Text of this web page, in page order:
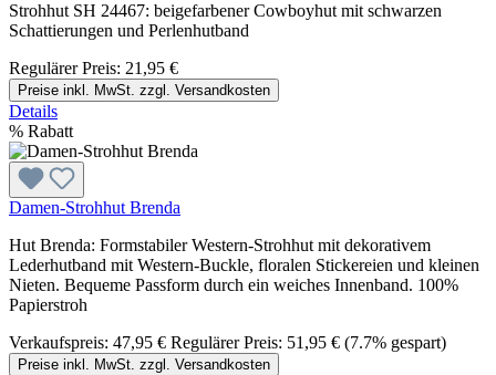
Strohhut SH 24467: beigefarbener Cowboyhut mit schwarzen
Schattierungen und Perlenhutband
Regulärer Preis: 21,95 €
Preise inkl. MwSt. zzgl. Versandkosten
Details
% Rabatt
Damen-Strohhut Brenda
Hut Brenda: Formstabiler Western-Strohhut mit dekorativem
Lederhutband mit Western-Buckle, floralen Stickereien und kleinen
Nieten. Bequeme Passform durch ein weiches Innenband. 100%
Papierstroh
Verkaufspreis: 47,95 € Regulärer Preis: 51,95 € (7.7% gespart)
Preise inkl. MwSt. zzgl. Versandkosten